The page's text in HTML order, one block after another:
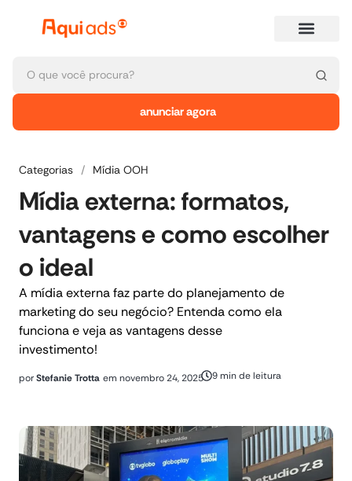
anunciar agora
Categorias / Mídia OOH
Mídia externa: formatos,
vantagens e como escolher
o ideal
A mídia externa faz parte do planejamento de
marketing do seu negócio? Entenda como ela
funciona e veja as vantagens desse
investimento!
porStefanie Trotta em novembro 24, 2025 9 min de leitura